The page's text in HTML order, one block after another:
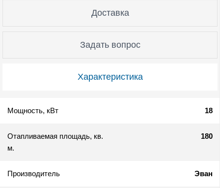
Характеристика
Доставка
Задать вопрос
Мощность, кВт 18
Отапливаемая площадь, кв.
м.
180
Производитель Эван